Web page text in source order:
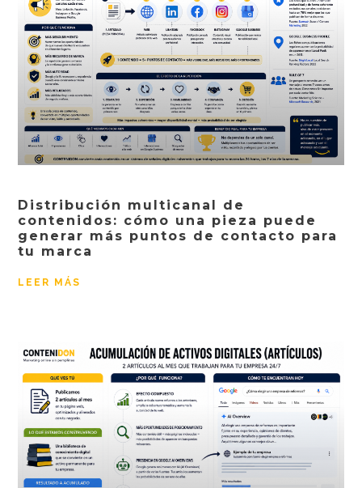
Distribución multicanal de
contenidos: cómo una pieza puede
generar más puntos de contacto para
tu marca
LEER MÁS